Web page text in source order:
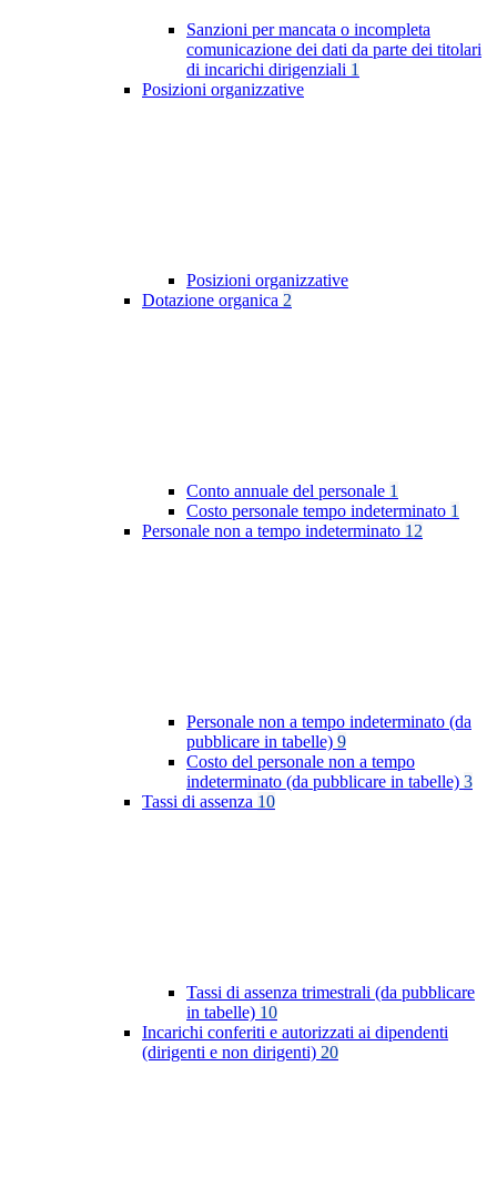
Sanzioni per mancata o incompleta
comunicazione dei dati da parte dei titolari
di incarichi dirigenziali 1
Posizioni organizzative
Posizioni organizzative
Dotazione organica 2
Conto annuale del personale 1
Costo personale tempo indeterminato 1
Personale non a tempo indeterminato 12
Personale non a tempo indeterminato (da
pubblicare in tabelle) 9
Costo del personale non a tempo
indeterminato (da pubblicare in tabelle) 3
Tassi di assenza 10
Tassi di assenza trimestrali (da pubblicare
in tabelle) 10
Incarichi conferiti e autorizzati ai dipendenti
(dirigenti e non dirigenti) 20